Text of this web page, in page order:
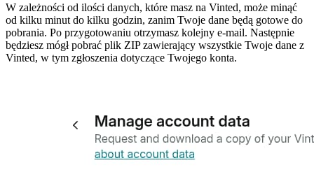
W zależności od ilości danych, które masz na Vinted, może minąć
od kilku minut do kilku godzin, zanim Twoje dane będą gotowe do
pobrania. Po przygotowaniu otrzymasz kolejny e-mail. Następnie
będziesz mógł pobrać plik ZIP zawierający wszystkie Twoje dane z
Vinted, w tym zgłoszenia dotyczące Twojego konta.